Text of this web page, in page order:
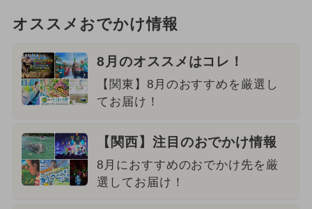
オススメおでかけ情報
8月のオススメはコレ！
【関東】8月のおすすめを厳選し
てお届け！
【関西】注目のおでかけ情報
8月におすすめのおでかけ先を厳
選してお届け！